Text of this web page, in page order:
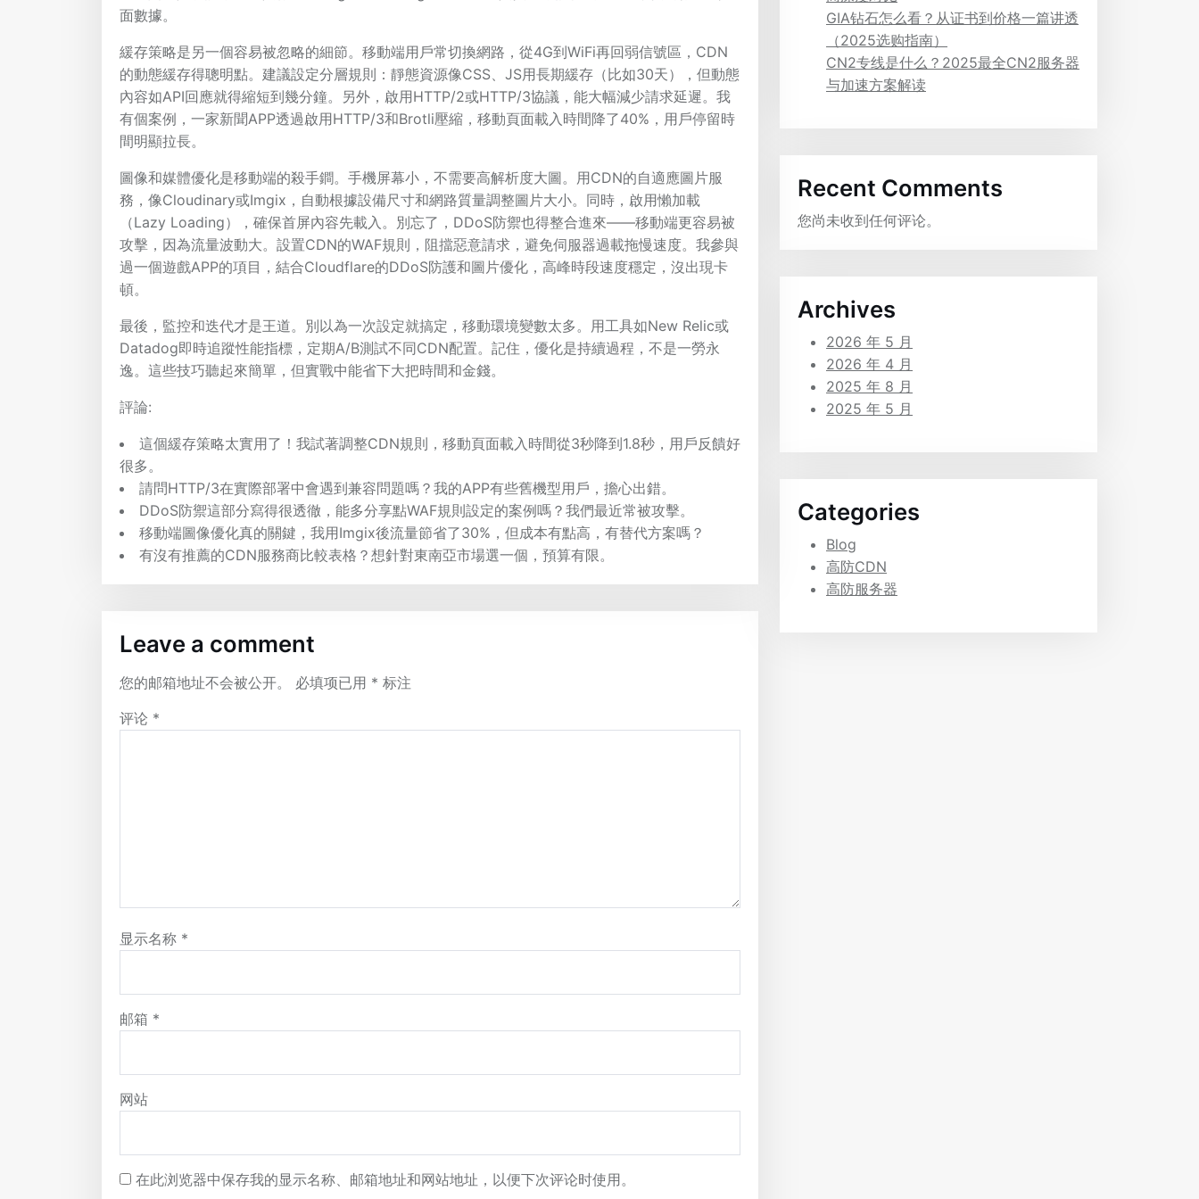
面數據。
緩存策略是另一個容易被忽略的細節。移動端用戶常切換網路，從4G到WiFi再回弱信號區，CDN
的動態緩存得聰明點。建議設定分層規則：靜態資源像CSS、JS用長期緩存（比如30天），但動態
內容如API回應就得縮短到幾分鐘。另外，啟用HTTP/2或HTTP/3協議，能大幅減少請求延遲。我
有個案例，一家新聞APP透過啟用HTTP/3和Brotli壓縮，移動頁面載入時間降了40%，用戶停留時
間明顯拉長。
圖像和媒體優化是移動端的殺手鐧。手機屏幕小，不需要高解析度大圖。用CDN的自適應圖片服
務，像Cloudinary或Imgix，自動根據設備尺寸和網路質量調整圖片大小。同時，啟用懶加載
（Lazy Loading），確保首屏內容先載入。別忘了，DDoS防禦也得整合進來——移動端更容易被
攻擊，因為流量波動大。設置CDN的WAF規則，阻擋惡意請求，避免伺服器過載拖慢速度。我參與
過一個遊戲APP的項目，結合Cloudflare的DDoS防護和圖片優化，高峰時段速度穩定，沒出現卡
頓。
最後，監控和迭代才是王道。別以為一次設定就搞定，移動環境變數太多。用工具如New Relic或
Datadog即時追蹤性能指標，定期A/B測試不同CDN配置。記住，優化是持續過程，不是一勞永
逸。這些技巧聽起來簡單，但實戰中能省下大把時間和金錢。
評論:
這個緩存策略太實用了！我試著調整CDN規則，移動頁面載入時間從3秒降到1.8秒，用戶反饋好
很多。
請問HTTP/3在實際部署中會遇到兼容問題嗎？我的APP有些舊機型用戶，擔心出錯。
DDoS防禦這部分寫得很透徹，能多分享點WAF規則設定的案例嗎？我們最近常被攻擊。
移動端圖像優化真的關鍵，我用Imgix後流量節省了30%，但成本有點高，有替代方案嗎？
有沒有推薦的CDN服務商比較表格？想針對東南亞市場選一個，預算有限。
Leave a comment
您的邮箱地址不会被公开。 必填项已用 * 标注
评论 *
显示名称 *
邮箱 *
网站
在此浏览器中保存我的显示名称、邮箱地址和网站地址，以便下次评论时使用。
GIA钻石怎么看？从证书到价格一篇讲透
（2025选购指南）
CN2专线是什么？2025最全CN2服务器
与加速方案解读
Recent Comments
您尚未收到任何评论。
Archives
2026 年 5 月
2026 年 4 月
2025 年 8 月
2025 年 5 月
Categories
Blog
高防CDN
高防服务器